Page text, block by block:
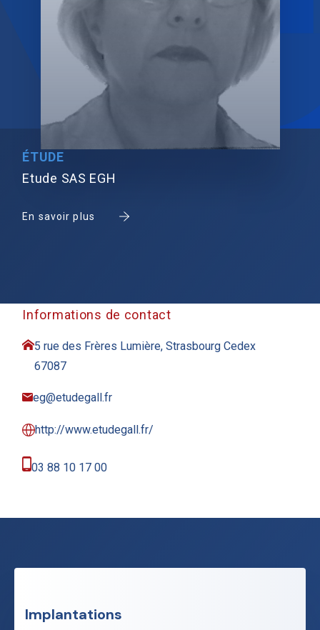
ÉTUDE
Etude SAS EGH
En savoir plus
Informations de contact
5 rue des Frères Lumière, Strasbourg Cedex
67087
eg@etudegall.fr
http://www.etudegall.fr/
03 88 10 17 00
Implantations